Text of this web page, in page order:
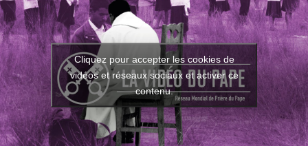
Cliquez pour accepter les cookies de
vidéos et réseaux sociaux et activer ce
contenu.